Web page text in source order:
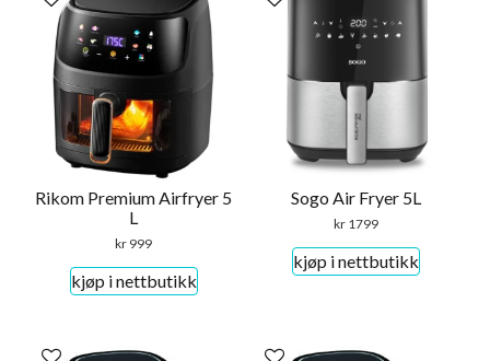
Rikom Premium Airfryer 5
L
kr 999
kjøp i nettbutikk
Sogo Air Fryer 5L
kr 1799
kjøp i nettbutikk